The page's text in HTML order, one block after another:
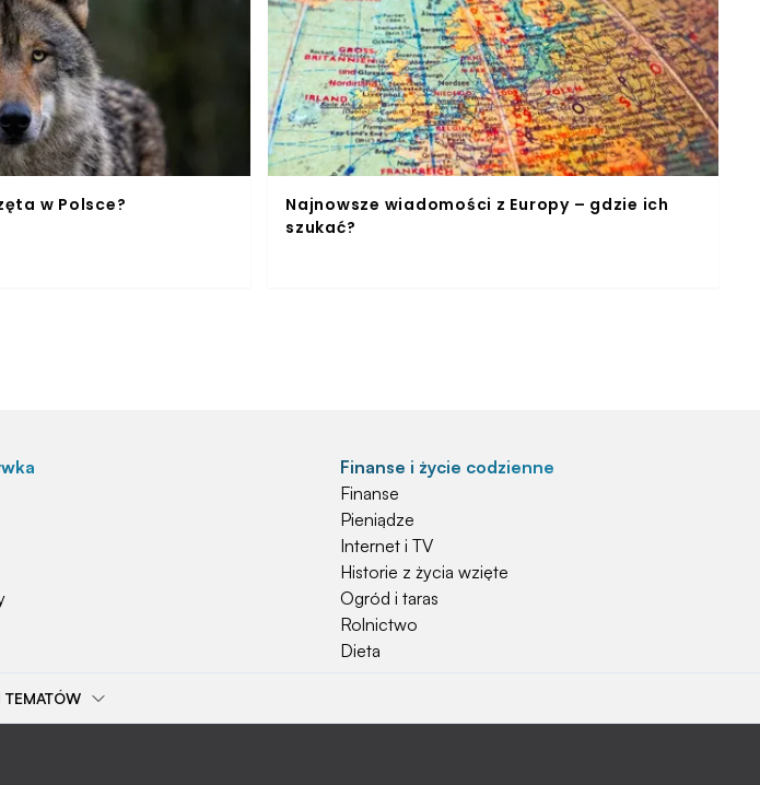
w Polsce?
Najnowsze wiadomości z Europy – gdzie ich
szukać?
Finanse i życie codzienne
Finanse
Pieniądze
Internet i TV
Historie z życia wzięte
Ogród i taras
Rolnictwo
Dieta
Najchętniej czytane